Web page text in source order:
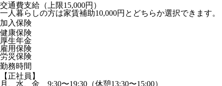
交通費支給（上限15,000円）
一人暮らしの方は家賃補助10,000円とどちらか選択できます。
加入保険
健康保険
厚生年金
雇用保険
労災保険
勤務時間
【正社員】
月、水、金 9:30〜19:30（休憩13:30〜15:00）